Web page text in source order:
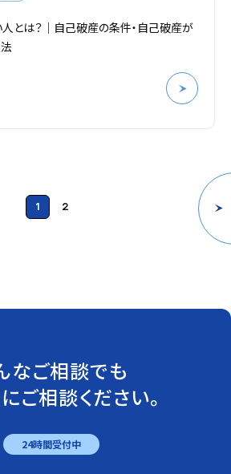
とは？｜自己破産の条件・自己破産が
1 2
なご相談でも
ご相談ください。
24時間受付中